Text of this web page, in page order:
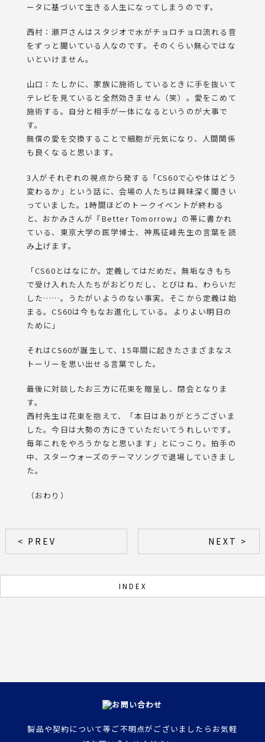
ータに基づいて生きる人生になってしまうのです。
西村：瀬戸さんはスタジオで水がチョロチョロ流れる音
をずっと聞いている人なのです。そのくらい無心ではな
いといけません。
山口：たしかに、家族に施術しているときに手を抜いて
テレビを見ていると全然効きません（笑）。愛をこめて
施術する。自分と相手が一体になるというのが大事で
す。
無償の愛を交換することで細胞が元気になり、人間関係
も良くなると思います。
3人がそれぞれの視点から発する「CS60で心や体はどう
変わるか」という話に、会場の人たちは興味深く聞きい
っていました。1時間ほどのトークイベントが終わる
と、おかみさんが『Better Tomorrow』の帯に書かれ
ている、東京大学の医学博士、神馬征峰先生の言葉を読
み上げます。
「CS60とはなにか。定義してはだめだ。無垢なきもち
で受け入れた人たちがおどりだし、とびはね、わらいだ
した……。うたがいようのない事実。そこから定義は始
まる。CS60は今もなお進化している。よりよい明日の
ために」
それはCS60が誕生して、15年間に起きたさまざまなス
トーリーを思い出せる言葉でした。
最後に対談したお三方に花束を贈呈し、閉会となりま
す。
西村先生は花束を抱えて、「本日はありがとうございま
した。今日は大勢の方にきていただいてうれしいです。
毎年これをやろうかなと思います」とにっこり。拍手の
中、スターウォーズのテーマソングで退場していきまし
た。
（おわり）
< PREV NEXT >
INDEX
製品や契約について等ご不明点がございましたらお気軽